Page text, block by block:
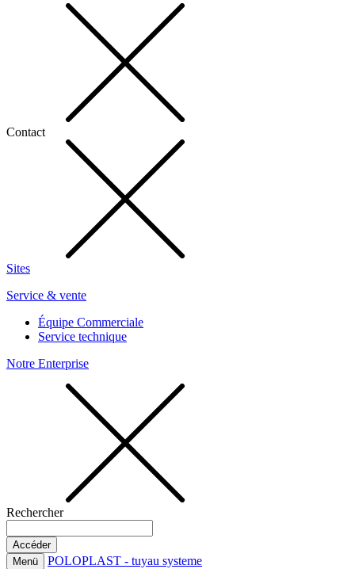
Contact
Sites
Service & vente
Équipe Commerciale
Service technique
Notre Enterprise
Rechercher
Menü POLOPLAST - tuyau systeme